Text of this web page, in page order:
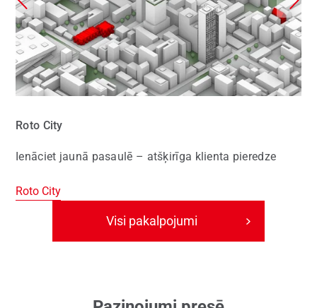
Roto City
Ienāciet jaunā pasaulē – atšķirīga klienta pieredze
Roto City
Visi pakalpojumi